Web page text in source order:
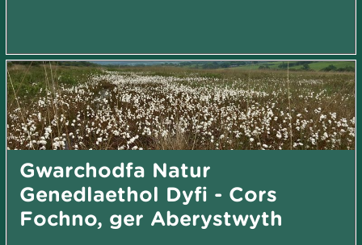
Gwarchodfa Natur
Genedlaethol Dyfi - Cors
Fochno, ger Aberystwyth